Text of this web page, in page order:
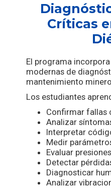
Críticas
El programa
modernas de
mantenimiento
Los estudiantes
Confirmar fallas
Analizar
Interpretar
Medir
Evaluar
Detectar
Diagnosticar
Analizar